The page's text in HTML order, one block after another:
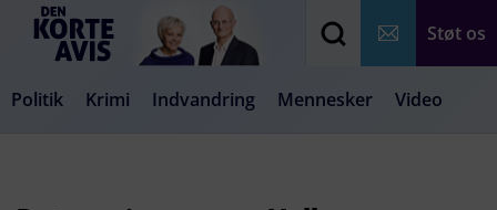
Støt os
Politik Krimi Indvandring Mennesker Video